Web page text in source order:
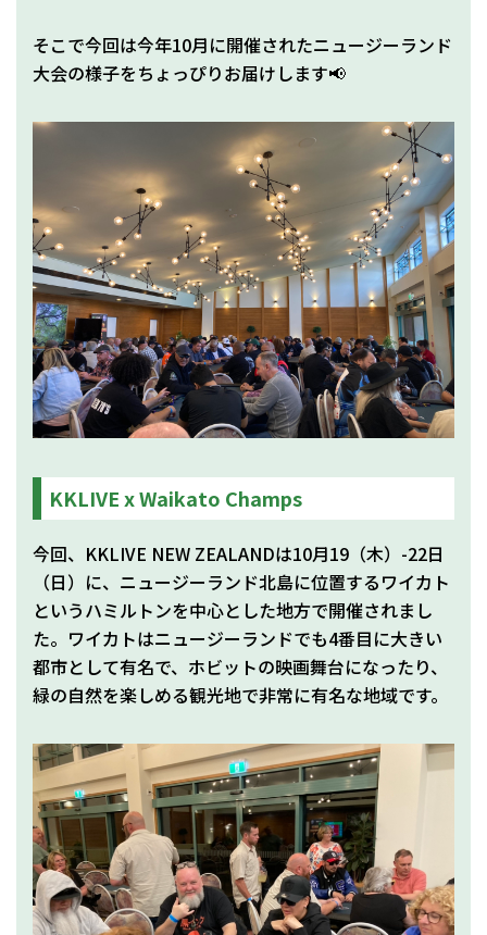
そこで今回は今年10月に開催されたニュージーランド
大会の様子をちょっぴりお届けします📢
KKLIVE x Waikato Champs
今回、KKLIVE NEW ZEALANDは10月19（木）-22日
（日）に、ニュージーランド北島に位置するワイカト
というハミルトンを中心とした地方で開催されまし
た。ワイカトはニュージーランドでも4番目に大きい
都市として有名で、ホビットの映画舞台になったり、
緑の自然を楽しめる観光地で非常に有名な地域です。